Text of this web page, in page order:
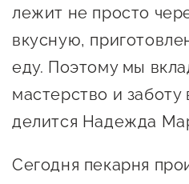
лежит не просто
вкусную,
еду. Поэтому мы
мастерство и
делится Надежда
Сегодня пекарня